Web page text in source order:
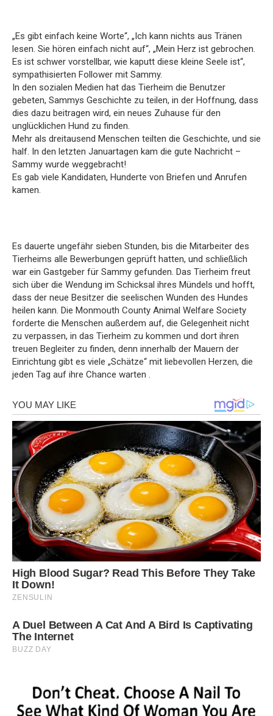
„Es gibt einfach keine Worte“, „Ich kann nichts aus Tränen
lesen. Sie hören einfach nicht auf“, „Mein Herz ist gebrochen.
Es ist schwer vorstellbar, wie kaputt diese kleine Seele ist“,
sympathisierten Follower mit Sammy.
In den sozialen Medien hat das Tierheim die Benutzer
gebeten, Sammys Geschichte zu teilen, in der Hoffnung, dass
dies dazu beitragen wird, ein neues Zuhause für den
unglücklichen Hund zu finden.
Mehr als dreitausend Menschen teilten die Geschichte, und sie
half. In den letzten Januartagen kam die gute Nachricht –
Sammy wurde weggebracht!
Es gab viele Kandidaten, Hunderte von Briefen und Anrufen
kamen.
Es dauerte ungefähr sieben Stunden, bis die Mitarbeiter des
Tierheims alle Bewerbungen geprüft hatten, und schließlich
war ein Gastgeber für Sammy gefunden. Das Tierheim freut
sich über die Wendung im Schicksal ihres Mündels und hofft,
dass der neue Besitzer die seelischen Wunden des Hundes
heilen kann. Die Monmouth County Animal Welfare Society
forderte die Menschen außerdem auf, die Gelegenheit nicht
zu verpassen, in das Tierheim zu kommen und dort ihren
treuen Begleiter zu finden, denn innerhalb der Mauern der
Einrichtung gibt es viele „Schätze“ mit liebevollen Herzen, die
jeden Tag auf ihre Chance warten .